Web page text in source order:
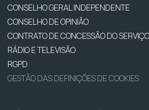
CONSELHO GERAL INDEPENDENTE
CONSELHO DE OPINIÃO
CONTRATO DE CONCESSÃO DO
RÁDIO E TELEVISÃO
RGPD
GESTÃO DAS DEFINIÇÕES DE COOKIES